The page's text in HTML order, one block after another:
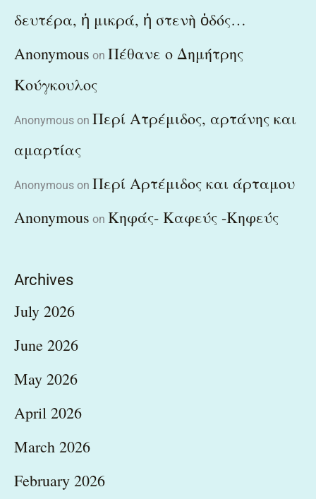
δευτέρα, ἡ μικρά, ἡ στενὴ ὁδός…
Anonymous on Πέθανε ο Δημήτρης
Κούγκουλος
Anonymous on Περί Ατρέμιδος, αρτάνης και
αμαρτίας
Anonymous on Περί Αρτέμιδος και άρταμου
Anonymous on Κηφάς- Καφεύς -Κηφεύς
Archives
July 2026
June 2026
May 2026
April 2026
March 2026
February 2026